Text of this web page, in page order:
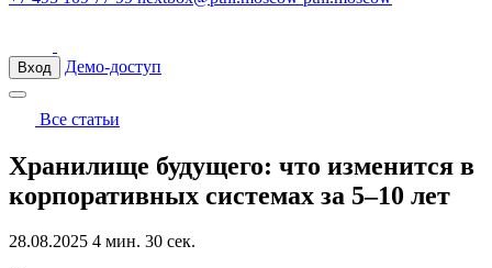
Вход Демо-доступ
Все статьи
Хранилище будущего: что изменится в
корпоративных системах за 5–10 лет
28.08.2025 4 мин. 30 сек.